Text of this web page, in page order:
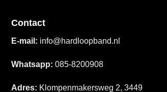
Contact
E-mail: info@hardloopband.nl
Whatsapp: 085-8200908
Adres: Klompenmakersweg 2, 3449